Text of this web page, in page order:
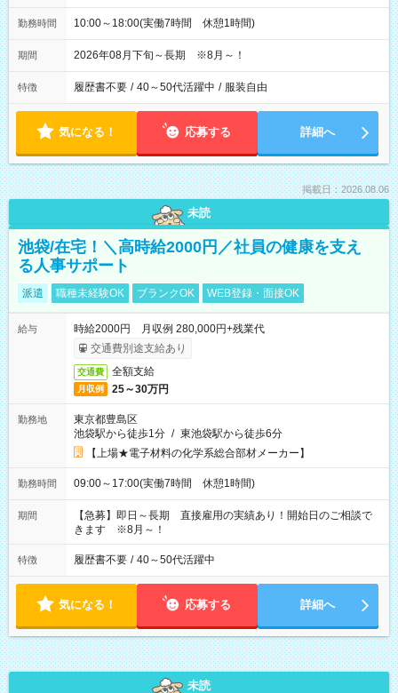
勤務時間 10:00～18:00(実働7時間 休憩1時間)
期間 2026年08月下旬～長期 ※8月～！
特徴 履歴書不要 / 40～50代活躍中 / 服装自由
気になる！ 応募する 詳細へ
掲載日：2026.08.06
未読
池袋/在宅！＼高時給2000円／社員の健康を支え
る人事サポート
派遣 職種未経験OK ブランクOK WEB登録・面接OK
給与
時給2000円 月収例 280,000円+残業代
交通費別途支給あり
交通費 全額支給
月収例 25～30万円
勤務地
東京都豊島区
池袋駅から徒歩1分 / 東池袋駅から徒歩6分
【上場★電子材料の化学系総合部材メーカー】
勤務時間 09:00～17:00(実働7時間 休憩1時間)
期間
【急募】即日～長期 直接雇用の実績あり！開始日のご相談で
きます ※8月～！
特徴 履歴書不要 / 40～50代活躍中
気になる！ 応募する 詳細へ
未読